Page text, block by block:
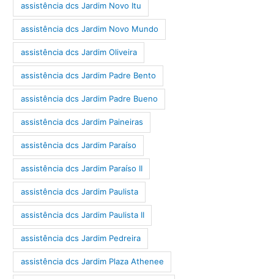
assistência dcs Jardim Novo Itu
assistência dcs Jardim Novo Mundo
assistência dcs Jardim Oliveira
assistência dcs Jardim Padre Bento
assistência dcs Jardim Padre Bueno
assistência dcs Jardim Paineiras
assistência dcs Jardim Paraíso
assistência dcs Jardim Paraíso II
assistência dcs Jardim Paulista
assistência dcs Jardim Paulista II
assistência dcs Jardim Pedreira
assistência dcs Jardim Plaza Athenee